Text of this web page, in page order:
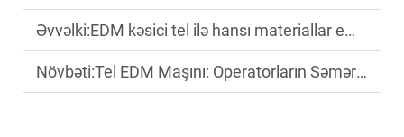
Əvvəlki:EDM kəsici tel ilə hansı materiallar emal oluna bilər?
Növbəti:Tel EDM Maşını: Operatorların Səmərəliliyini Artıran Hansı İrəli Səviyyə İdarəetmə Sistemləri Var?